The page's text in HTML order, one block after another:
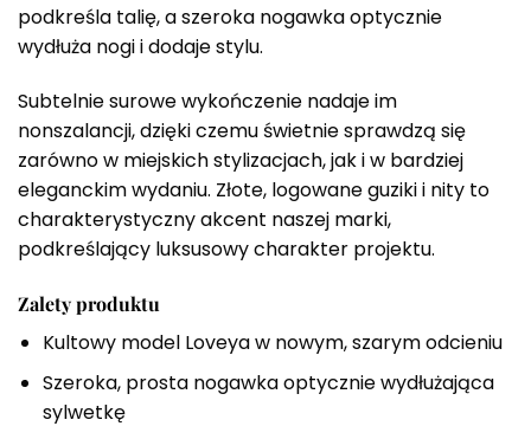
podkreśla talię, a szeroka nogawka optycznie
wydłuża nogi i dodaje stylu.
Subtelnie surowe wykończenie nadaje im
nonszalancji, dzięki czemu świetnie sprawdzą się
zarówno w miejskich stylizacjach, jak i w bardziej
eleganckim wydaniu. Złote, logowane guziki i nity to
charakterystyczny akcent naszej marki,
podkreślający luksusowy charakter projektu.
Zalety produktu
Kultowy model Loveya w nowym, szarym odcieniu
Szeroka, prosta nogawka optycznie wydłużająca
sylwetkę